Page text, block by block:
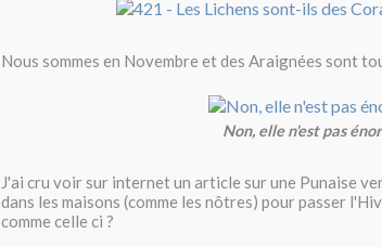
Nous sommes en Novembre et des Araignées sont
Non, elle n'est pas
J'ai cru voir sur internet un article sur une Punaise
dans les maisons (comme les nôtres) pour passer
comme celle ci ?